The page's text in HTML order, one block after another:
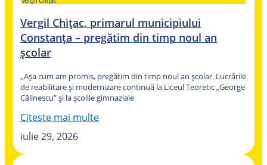
Vergil Chițac, primarul municipiului
Constanța – pregătim din timp noul an
școlar
,,Așa cum am promis, pregătim din timp noul an școlar. Lucrările
de reabilitare și modernizare continuă la Liceul Teoretic „George
Călinescu” și la școlile gimnaziale
Citeste mai multe
iulie 29, 2026